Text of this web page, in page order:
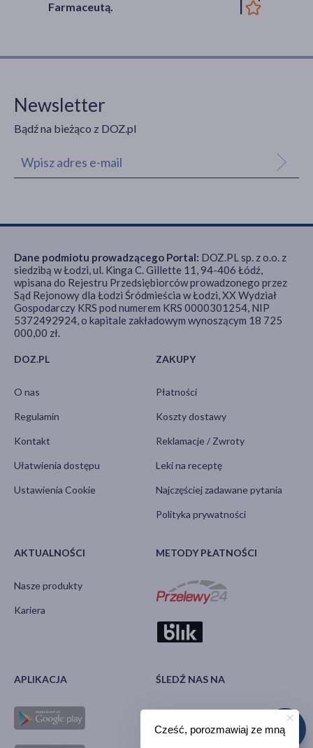
Farmaceutą.
Newsletter
Bądź na bieżąco z DOZ.pl
DOZ.PL
O nas
Regulamin
Kontakt
Ułatwienia dostępu
Ustawienia Cookie
ZAKUPY
Płatności
Koszty dostawy
Reklamacje / Zwroty
Leki na receptę
Najczęściej zadawane pytania
Polityka prywatności
AKTUALNOŚCI
Nasze produkty
Kariera
METODY PŁATNOŚCI
APLIKACJA ŚLEDŹ NAS NA
Dane podmiotu prowadzącego Portal: DOZ.PL sp. z o.o. z
siedzibą w Łodzi, ul. Kinga C. Gillette 11, 94-406 Łódź,
wpisana do Rejestru Przedsiębiorców prowadzonego przez
Sąd Rejonowy dla Łodzi Śródmieścia w Łodzi, XX Wydział
Gospodarczy KRS pod numerem KRS 0000301254, NIP
5372492924, o kapitale zakładowym wynoszącym 18 725
000,00 zł.
Cześć, porozmawiaj ze mną